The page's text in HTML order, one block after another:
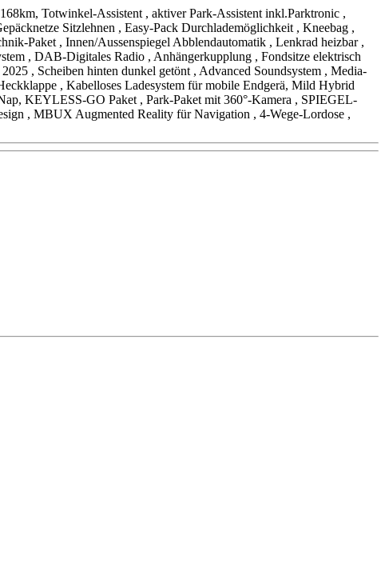
Totwinkel-Assistent , aktiver Park-Assistent inkl.Parktronic ,
Sitzlehnen , Easy-Pack Durchlademöglichkeit , Kneebag ,
Paket , Innen/Aussenspiegel Abblendautomatik , Lenkrad heizbar ,
, DAB-Digitales Radio , Anhängerkupplung , Fondsitze elektrisch
, Scheiben hinten dunkel getönt , Advanced Soundsystem , Media-
, Kabelloses Ladesystem für mobile Endgerä, Mild Hybrid
KEYLESS-GO Paket , Park-Paket mit 360°-Kamera , SPIEGEL-
, MBUX Augmented Reality für Navigation , 4-Wege-Lordose ,